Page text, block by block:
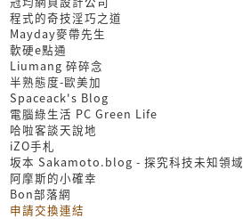
程式的奇技淫巧之道
Mayday麥帶先生
軟硬e點通
Liumang 碎碎念
半熟態度-歐美加
Spaceack's Blog
電腦綠生活 PC Green Life
哈啦客談天說地
iZO手札
坂本 Sakamoto.blog - 探究科技未知領域
阿摩斯的小確幸
Bon部落網
申請交換連結